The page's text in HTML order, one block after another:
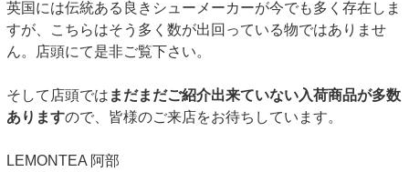
英国には伝統ある良きシューメーカーが今でも多く存在しま
すが、こちらはそう多く数が出回っている物ではありませ
ん。店頭にて是非ご覧下さい。
そして店頭では まだまだご紹介出来ていない入荷商品が多数
ありますので、皆様のご来店をお待ちしています。
LEMONTEA 阿部